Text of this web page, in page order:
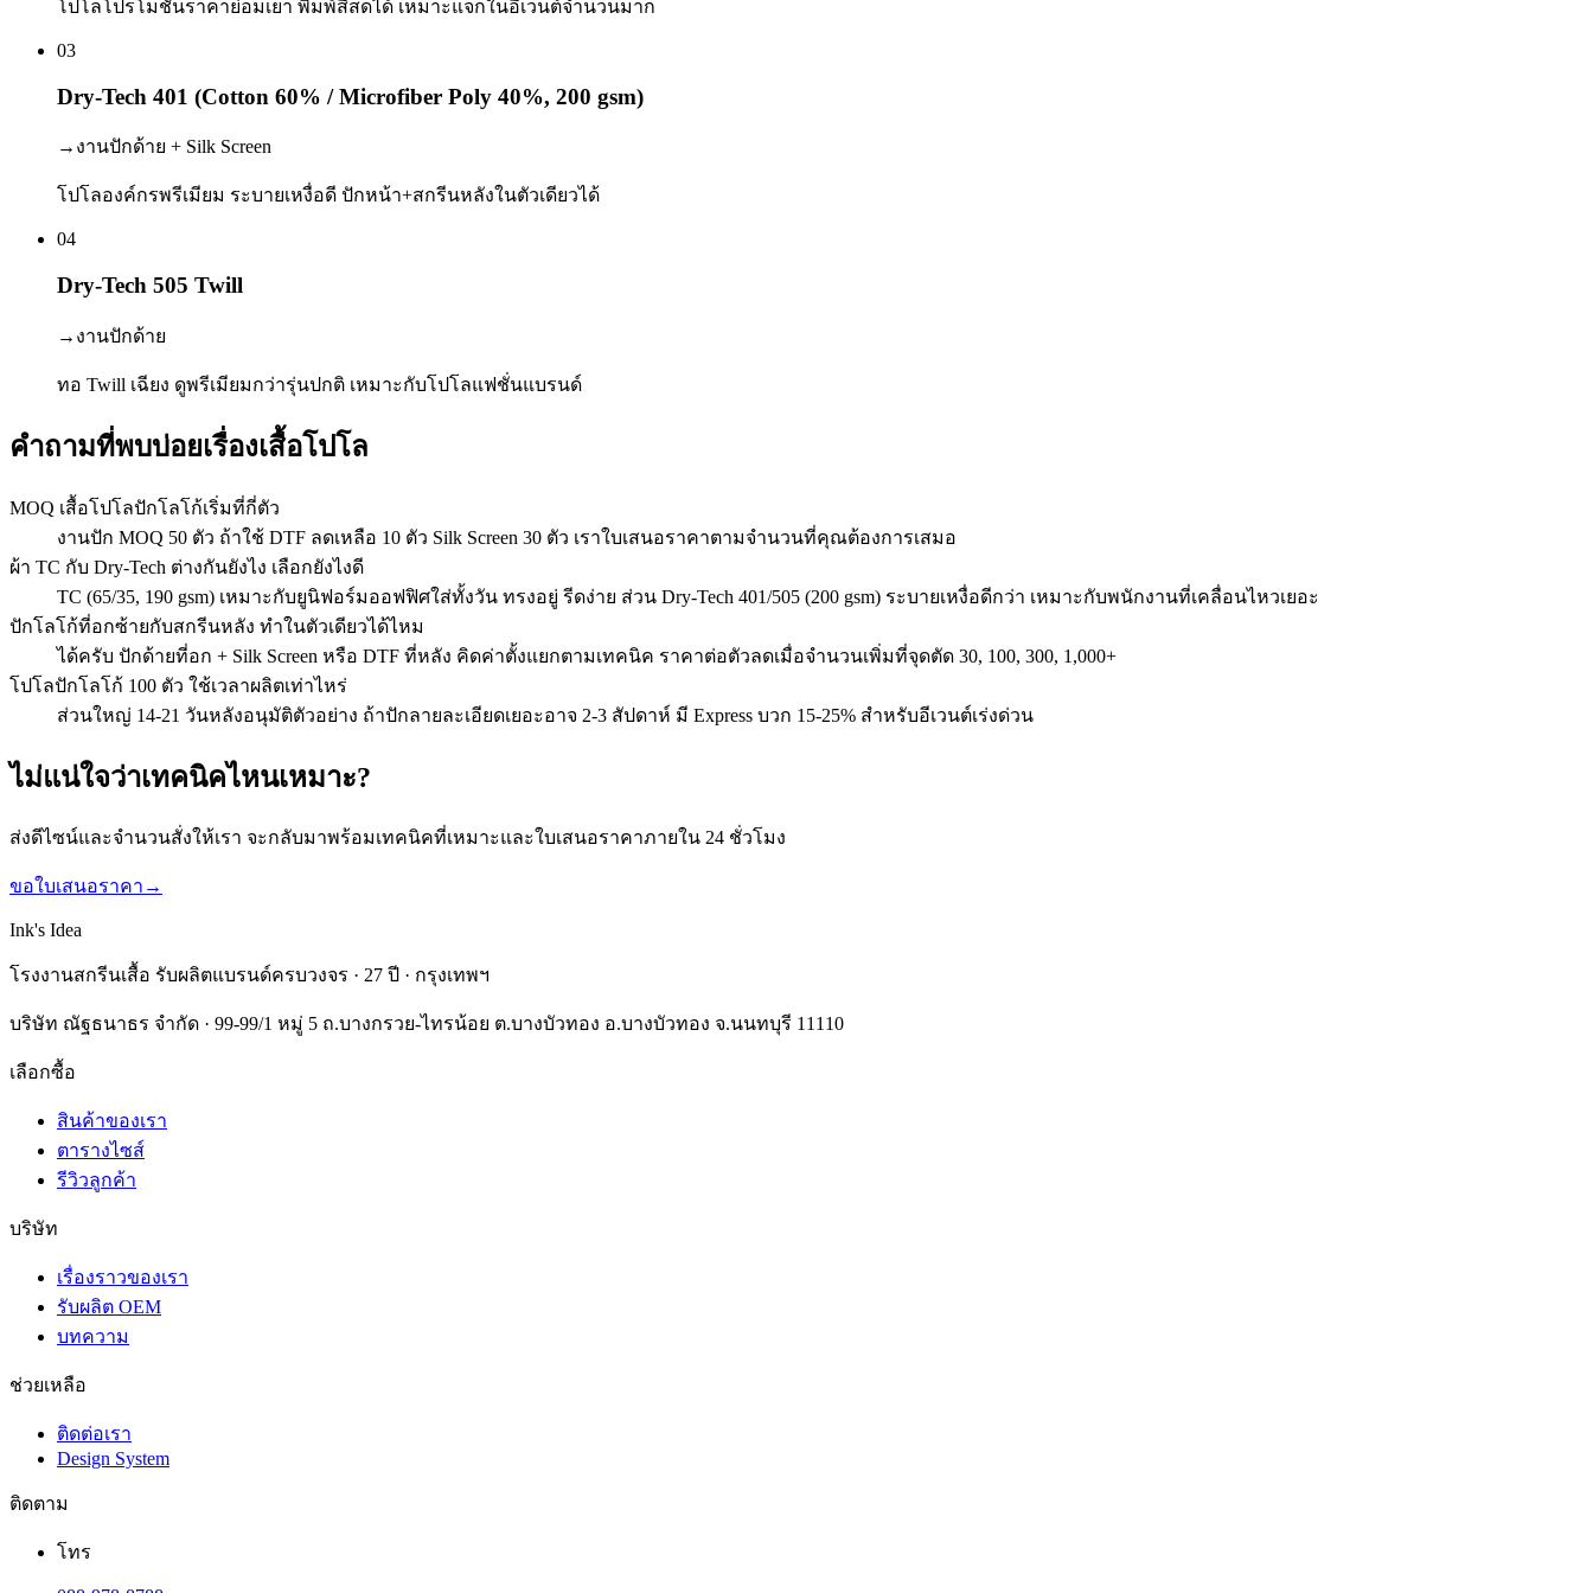
โปโลโปรโมชั่นราคาย่อมเยา พิมพ์สีสดได้ เหมาะแจกในอีเวนต์จำนวนมาก
03
Dry-Tech 401 (Cotton 60% / Microfiber Poly 40%, 200 gsm)
→ งานปักด้าย + Silk Screen
โปโลองค์กรพรีเมียม ระบายเหงื่อดี ปักหน้า+สกรีนหลังในตัวเดียวได้
04
Dry-Tech 505 Twill
→ งานปักด้าย
ทอ Twill เฉียง ดูพรีเมียมกว่ารุ่นปกติ เหมาะกับโปโลแฟชั่นแบรนด์
คำถามที่พบบ่อยเรื่องเสื้อโปโล
MOQ เสื้อโปโลปักโลโก้เริ่มที่กี่ตัว
งานปัก MOQ 50 ตัว ถ้าใช้ DTF ลดเหลือ 10 ตัว Silk Screen 30 ตัว เราใบเสนอราคาตามจำนวนที่คุณต้องการเสมอ
ผ้า TC กับ Dry-Tech ต่างกันยังไง เลือกยังไงดี
TC (65/35, 190 gsm) เหมาะกับยูนิฟอร์มออฟฟิศใส่ทั้งวัน ทรงอยู่ รีดง่าย ส่วน Dry-Tech 401/505 (200 gsm) ระบายเหงื่อดีกว่า เหมาะกับพนักงานที่เคลื่อนไหวเยอะ
ปักโลโก้ที่อกซ้ายกับสกรีนหลัง ทำในตัวเดียวได้ไหม
ได้ครับ ปักด้ายที่อก + Silk Screen หรือ DTF ที่หลัง คิดค่าตั้งแยกตามเทคนิค ราคาต่อตัวลดเมื่อจำนวนเพิ่มที่จุดตัด 30, 100, 300, 1,000+
โปโลปักโลโก้ 100 ตัว ใช้เวลาผลิตเท่าไหร่
ส่วนใหญ่ 14-21 วันหลังอนุมัติตัวอย่าง ถ้าปักลายละเอียดเยอะอาจ 2-3 สัปดาห์ มี Express บวก 15-25% สำหรับอีเวนต์เร่งด่วน
ไม่แน่ใจว่าเทคนิคไหนเหมาะ?
ส่งดีไซน์และจำนวนสั่งให้เรา จะกลับมาพร้อมเทคนิคที่เหมาะและใบเสนอราคาภายใน 24 ชั่วโมง
ขอใบเสนอราคา →
Ink's Idea
โรงงานสกรีนเสื้อ รับผลิตแบรนด์ครบวงจร · 27 ปี · กรุงเทพฯ
บริษัท ณัฐธนาธร จำกัด · 99-99/1 หมู่ 5 ถ.บางกรวย-ไทรน้อย ต.บางบัวทอง อ.บางบัวทอง จ.นนทบุรี 11110
เลือกซื้อ
สินค้าของเรา
ตารางไซส์
รีวิวลูกค้า
บริษัท
เรื่องราวของเรา
รับผลิต OEM
บทความ
ช่วยเหลือ
ติดต่อเรา
Design System
ติดตาม
โทร